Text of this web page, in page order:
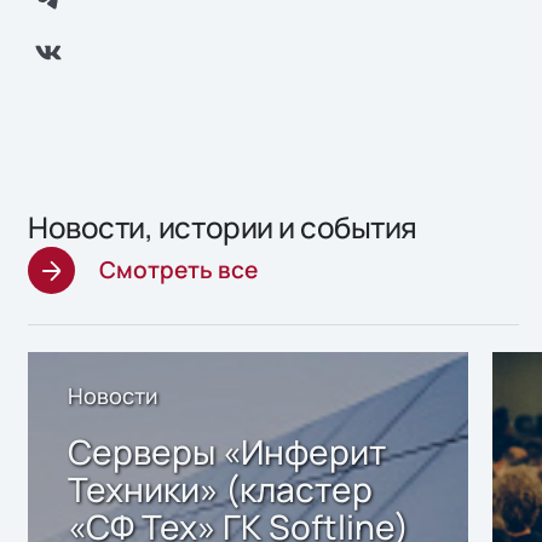
Новости, истории и события
Смотреть все
Новости
Серверы «Инферит
Техники» (кластер
«СФ Тех» ГК Softline)